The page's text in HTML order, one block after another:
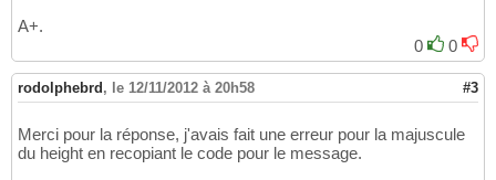
A+.
0
0
rodolphebrd , le 12/11/2012 à 20h58 #3
Merci pour la réponse, j'avais fait une erreur pour la majuscule
du height en recopiant le code pour le message.